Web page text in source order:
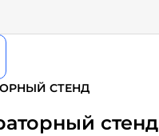
СТЕНД
стенд